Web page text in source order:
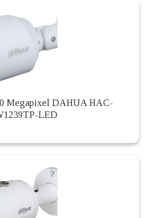
Megapixel DAHUA HAC-
LED